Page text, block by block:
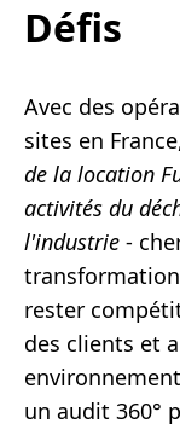
Défis
Avec des
sites en
de la location
activités du
l'industrie -
rester
des clients et
un audit 360°